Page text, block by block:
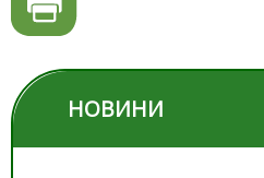
НОВИНИ